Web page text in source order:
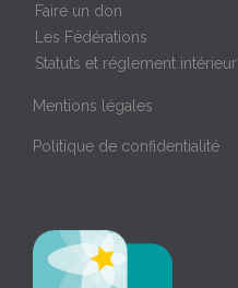
Faire un don
Les Fédérations
Statuts et réglement intérieur
Mentions légales
Politique de confidentialité